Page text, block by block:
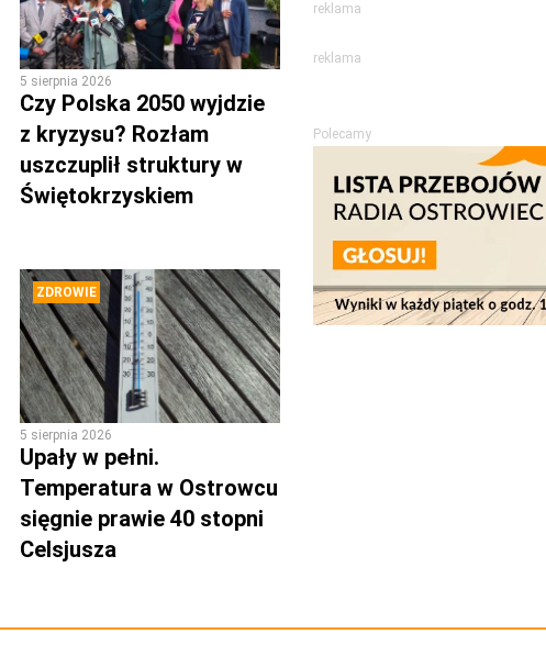
5 sierpnia 2026
Czy Polska 2050 wyjdzie
z kryzysu? Rozłam
uszczuplił struktury w
Świętokrzyskiem
ZDROWIE
5 sierpnia 2026
Upały w pełni.
Temperatura w Ostrowcu
sięgnie prawie 40 stopni
Celsjusza
reklama
reklama
Polecamy